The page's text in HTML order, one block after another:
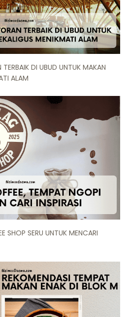
TERBAIK DI UBUD UNTUK MAKAN
ALAM
SHOP SERU UNTUK MENCARI